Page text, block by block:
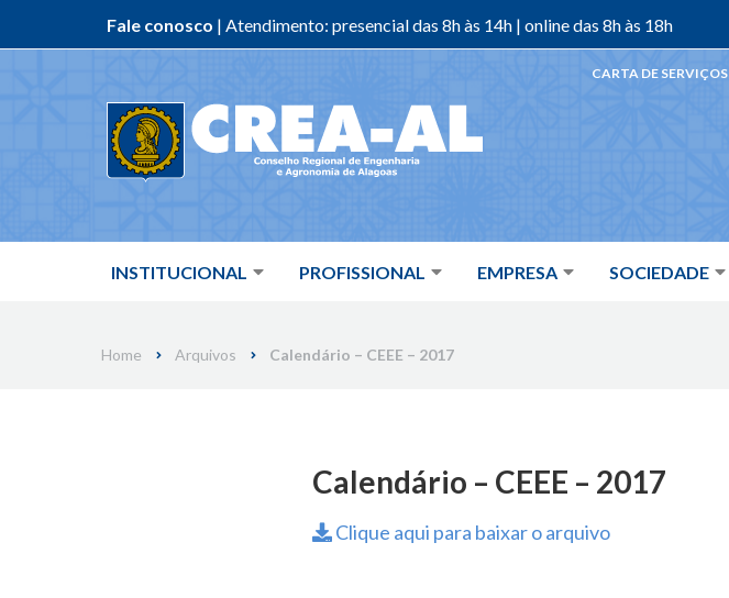
Fale conosco | Atendimento: presencial das 8h às 14h | online das 8h às 18h
INSTITUCIONAL PROFISSIONAL EMPRESA SOCIEDADE
CARTA DE SERVIÇOS
Home Arquivos Calendário – CEEE – 2017
Calendário – CEEE – 2017
Clique aqui para baixar o arquivo